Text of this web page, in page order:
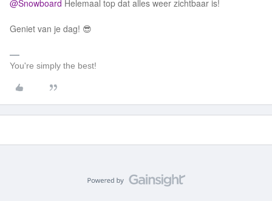
@Snowboard Helemaal top dat alles weer zichtbaar is!
Geniet van je dag! 😎
You're simply the best!